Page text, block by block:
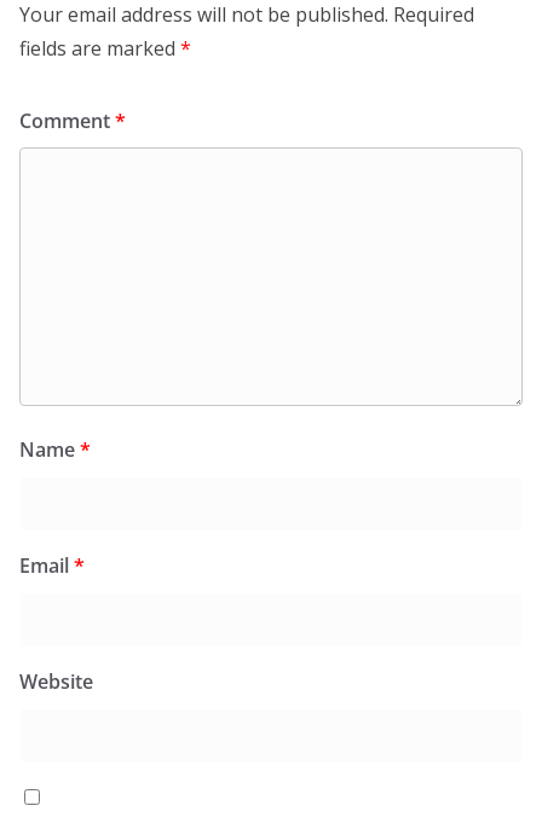
Your email address will not be published. Required
fields are marked *
Comment*
Name*
Email*
Website